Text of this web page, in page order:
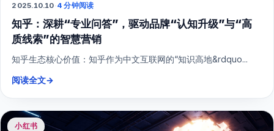
SEO
2025.10.10·4 分钟阅读
知乎：深耕“专业问答”，驱动品牌“认知升级”与“高
质线索”的智慧营销
知乎生态核心价值：知乎作为中文互联网的“知识高地&rdquo...
阅读全文→
小红书